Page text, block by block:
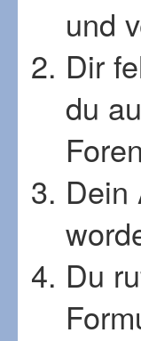
und
Dir
du
Dein
Du